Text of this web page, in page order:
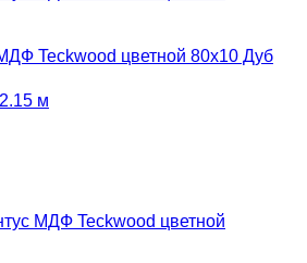
Teckwood цветной 80х10 Дуб